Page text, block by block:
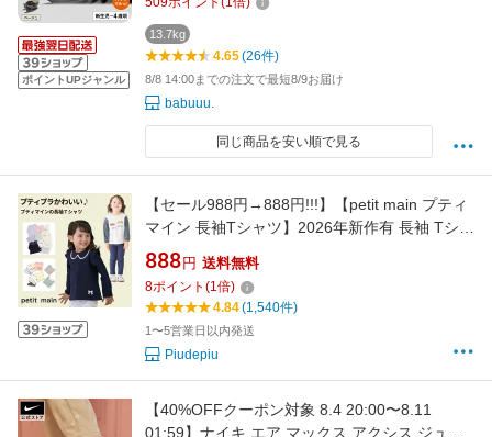
ポイントUPジャンル
単 ラク乗せポジション 快適 出産祝い おしゃれ
使いやすい 後向き 前向き ベビー用品
13.7kg
4.65(26件)
8/8 14:00までの注文で最短8/9お届け
babuuu.
同じ商品を安い順で見る
【セール988円→888円!!!】【petit main プティ
マイン 長袖Tシャツ】2026年新作有 長袖 Tシャ
ツ ロンT トップス プチマイン プチプラ 女の子
男の子 ボーダー かっこいい かわいい
888 円 送料無料
8ポイント (1倍)
4.84(1,540件)
1〜5営業日以内発送
Piudepiu
【40%OFFクーポン対象 8.4 20:00〜8.11
01:59】ナイキ エア マックス アクシス ジュニ